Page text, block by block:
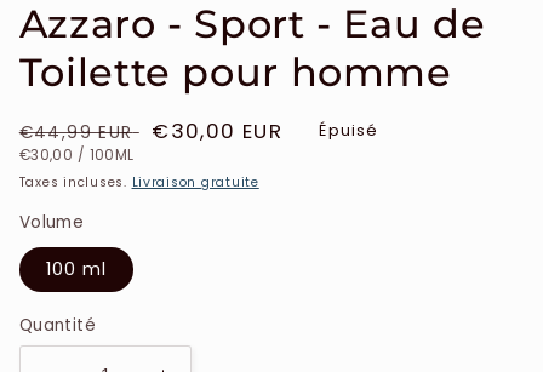
Azzaro - Sport - Eau de
Toilette pour homme
Prix
habituel
€44,99 EUR
Prix
€30,00 EUR
PRIX
€30,00 / PAR
100ML
Épuisé
Taxes incluses. Livraison gratuite
Volume
100 ml
Quantité